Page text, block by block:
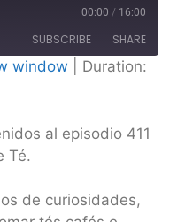
00:00 / 16:00
SUBSCRIBE SHARE
window
Duration:
al episodio 411
Té.
de curiosidades,